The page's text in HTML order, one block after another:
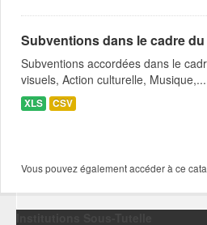
Subventions dans le cadre
Subventions accordées dans le
visuels, Action culturelle, Musique,...
XLS CSV
Vous pouvez également accéder à ce